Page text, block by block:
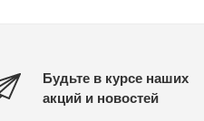
Будьте в курсе наших
акций и новостей